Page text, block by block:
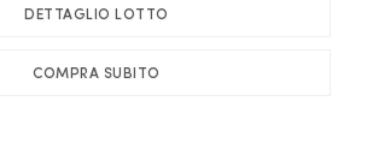
DETTAGLIO LOTTO
COMPRA SUBITO